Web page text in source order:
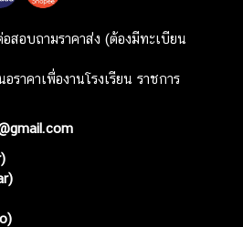
สอบถามราคาส่ง (ต้องมีทะเบียน
ราคาเพื่องานโรงเรียน ราชการ